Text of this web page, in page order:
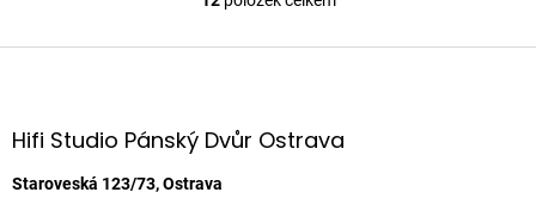
O
l
c
Z
aHifi Studio Pánský Dvůr Ostrava
Staroveská 123/73, Ostrava